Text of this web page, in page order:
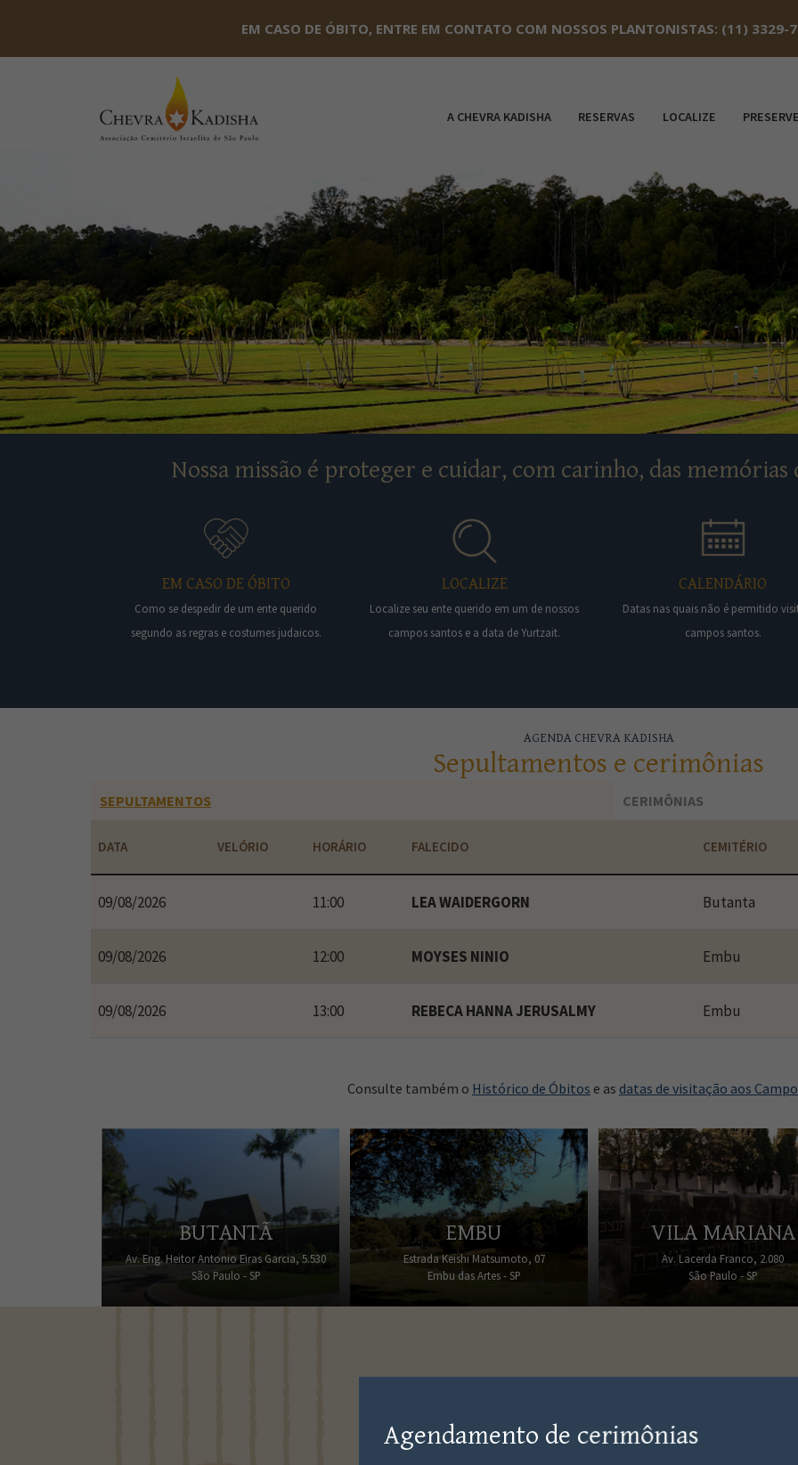
EM CASO DE ÓBITO, ENTRE EM CONTATO COM NOSSOS PLANTONISTAS: (11)
A CHEVRA KADISHA RESERVAS LOCALIZE
Nossa missão é proteger e cuidar, com carinho, das memórias
EM CASO DE ÓBITO
Como se despedir de um ente querido
segundo as regras e costumes judaicos.
LOCALIZE
Localize seu ente querido em um de nossos
campos santos e a data de Yurtzait.
CALENDÁRIO
Datas nas quais não é permitido
campos santos.
AGENDA CHEVRA KADISHA
Sepultamentos e cerimônias
SEPULTAMENTOS CERIMÔNIAS
DATA VELÓRIO HORÁRIO FALECIDO CEMITÉRIO
09/08/2026 11:00 LEA WAIDERGORN Butanta
09/08/2026 12:00 MOYSES NINIO Embu
09/08/2026 13:00 REBECA HANNA JERUSALMY Embu
Consulte também o Histórico de Óbitos e as datas de visitação aos
BUTANTÃ
Av. Eng. Heitor Antonio Eiras Garcia, 5.530
São Paulo - SP
EMBU
Estrada Keishi Matsumoto, 07
Embu das Artes - SP
VILA MARIANA
Av. Lacerda Franco, 2.080
São Paulo - SP
SABEMOS COMO É IMPORTANTE RECEBER A TODOS COM
Agendamento de cerimônias